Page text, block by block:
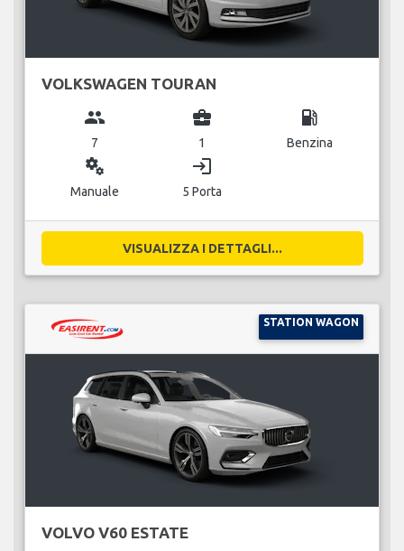
VOLKSWAGEN TOURAN
group
7
business_center
1
local_gas_station
Benzina
miscellaneous_services
Manuale
login
5 Porta
VISUALIZZA I DETTAGLI...
STATION WAGON
VOLVO V60 ESTATE